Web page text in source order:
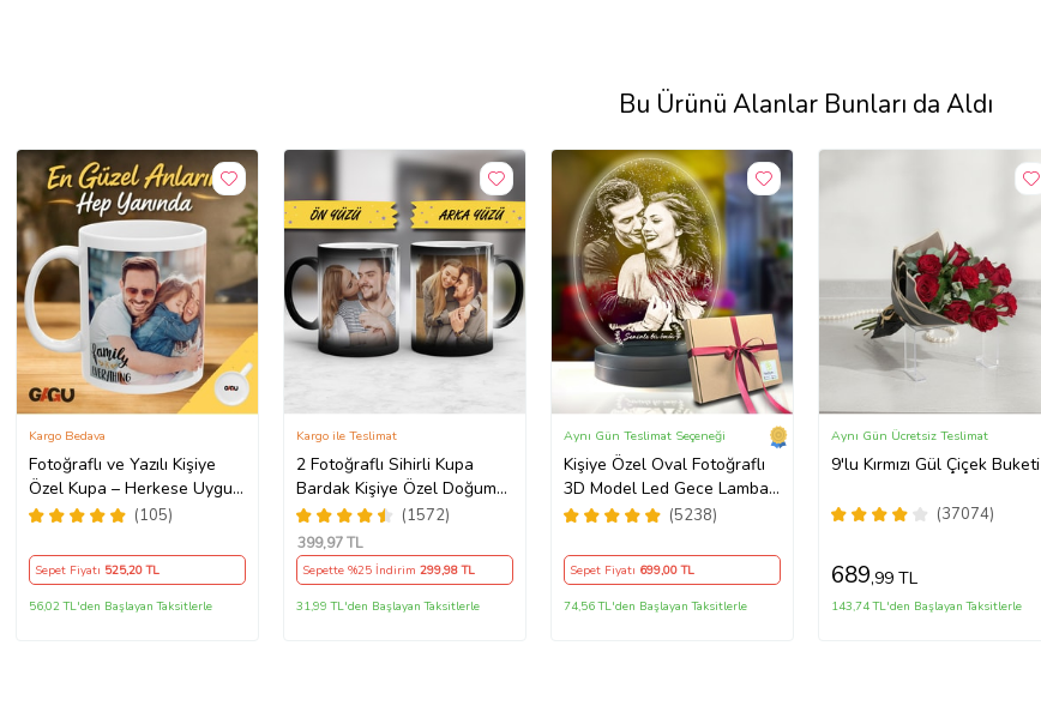
Bu Ürünü Alanlar Bunları da Aldı
Fotoğraflı ve Yazılı Kişiye
Özel Kupa – Herkese Uygun
Anlamlı Hediye Porselen(105)
Kargo Bedava
Sepet Fiyatı 525,20 TL
56,02 TL'den Başlayan Taksitlerle
2 Fotoğraflı Sihirli Kupa
Bardak Kişiye Özel Doğum
Günü Hediyesi Sevgiliye
Hediye Anneye Babaya
Ablaya Abiye Kız Erkek
Kardeşe Arkadaşa Resimli
Günü Yıl Dönümü Hediyesi
(1572)
Kargo ile Teslimat
399,97 TL
Sepette %25 İndirim 299,98 TL
31,99 TL'den Başlayan Taksitlerle
Kişiye Özel Oval Fotoğraflı
3D Model Led Gece Lamba
(Beyaz)
(5238)
Aynı Gün Teslimat Seçeneği
Sepet Fiyatı 699,00 TL
74,56 TL'den Başlayan Taksitlerle
9'lu Kırmızı Gül Çiçek Buketi
(37074)
Aynı Gün Ücretsiz Teslimat
689,99 TL
143,74 TL'den Başlayan Taksitlerle